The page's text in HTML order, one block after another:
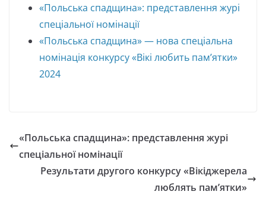
«Польська спадщина»: представлення журі
спеціальної номінації
«Польська спадщина» — нова спеціальна
номінація конкурсу «Вікі любить пам’ятки»
2024
«Польська спадщина»: представлення журі
спеціальної номінації
Результати другого конкурсу «Вікіджерела
люблять пам’ятки»